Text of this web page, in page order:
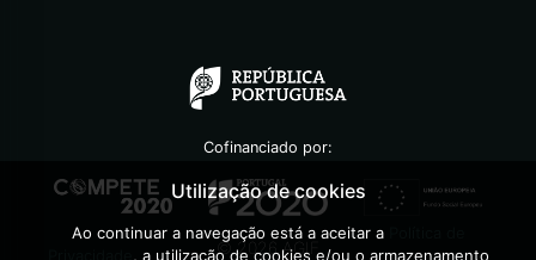
Cofinanciado por:
©2026 AGIF
Utilização de cookies
Ao continuar a navegação está a aceitar a
, a utilização de cookies e/ou o armazenamento